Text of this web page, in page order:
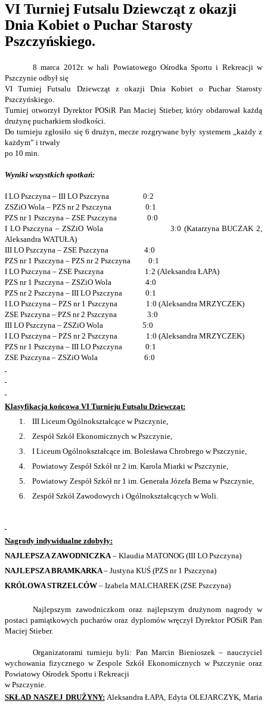
VI Turniej Futsalu Dziewcząt z okazji
Dnia Kobiet o Puchar Starosty
Pszczyńskiego.
8 marca 2012r. w hali Powiatowego Ośrodka Sportu i Rekreacji w
Pszczynie odbył się
VI Turniej Futsalu Dziewcząt z okazji Dnia Kobiet o Puchar Starosty
Pszczyńskiego.
Turniej otworzył Dyrektor POSiR Pan Maciej Stieber, który obdarował każdą
drużynę pucharkiem słodkości.
Do turnieju zgłosiło się 6 drużyn, mecze rozgrywane były systemem „każdy z
każdym” i trwały
po 10 min.
Wyniki wszystkich spotkań:
I LO Pszczyna – III LO Pszczyna
0:2
ZSZiO Wola – PZS nr 2 Pszczyna
0:1
PZS nr 1 Pszczyna – ZSE Pszczyna
0:0
I LO Pszczyna – ZSZiO Wola
3:0 (Katarzyna BUCZAK 2,
Aleksandra WATUŁA)
III LO Pszczyna – ZSE Pszczyna
4:0
PZS nr 1 Pszczyna – PZS nr 2 Pszczyna
0:1
I LO Pszczyna – ZSE Pszczyna
1:2 (Aleksandra ŁAPA)
PZS nr 1 Pszczyna – ZSZiO Wola
4:0
PZS nr 2 Pszczyna – III LO Pszczyna
0:1
I LO Pszczyna – PZS nr 1 Pszczyna
1:0 (Aleksandra MRZYCZEK)
ZSE Pszczyna – PZS nr 2 Pszczyna
3:0
III LO Pszczyna – ZSZiO Wola
5:0
I LO Pszczyna – PZS nr 2 Pszczyna
1:0 (Aleksandra MRZYCZEK)
PZS nr 1 Pszczyna – III LO Pszczyna
0:1
ZSE Pszczyna – ZSZiO Wola
6:0
Klasyfikacja końcowa VI Turnieju Futsalu Dziewcząt:
1.
III Liceum Ogólnokształcące w Pszczynie,
2.
Zespół Szkół Ekonomicznych w Pszczynie,
3.
I Liceum Ogólnokształcące im. Bolesława Chrobrego w Pszczynie,
4.
Powiatowy Zespół Szkół nr 2 im. Karola Miarki w Pszczynie,
5.
Powiatowy Zespół Szkół nr 1 im. Generała Józefa Bema w Pszczynie,
6.
Zespół Szkół Zawodowych i Ogólnokształcących w Woli.
Nagrody indywidualne zdobyły:
NAJLEPSZA ZAWODNICZKA – Klaudia MATONOG (III LO Pszczyna)
NAJLEPSZA BRAMKARKA– Justyna KUŚ (PZS nr 1 Pszczyna)
KRÓLOWA STRZELCÓW – Izabela MALCHAREK (ZSE Pszczyna)
Najlepszym zawodniczkom oraz najlepszym drużynom nagrody w
postaci pamiątkowych pucharów oraz dyplomów wręczył Dyrektor POSiR Pan
Maciej Stieber.
Organizatorami turnieju byli: Pan Marcin Bienioszek – nauczyciel
wychowania fizycznego w Zespole Szkół Ekonomicznych w Pszczynie oraz
Powiatowy Ośrodek Sportu i Rekreacji
w Pszczynie.
SKŁAD NASZEJ DRUŻYNY: Aleksandra ŁAPA, Edyta OLEJARCZYK, Maria